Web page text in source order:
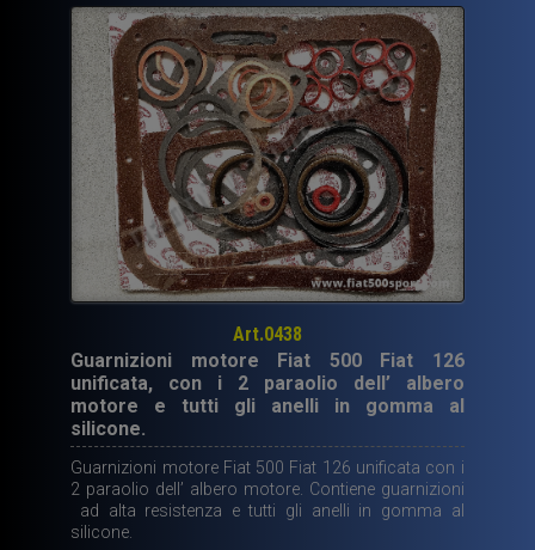
Art.0438
Guarnizioni motore Fiat 500 Fiat 126
unificata, con i 2 paraolio dell’ albero
motore e tutti gli anelli in gomma al
silicone.
Guarnizioni motore Fiat 500 Fiat 126 unificata con i
2 paraolio dell’ albero motore. Contiene guarnizioni
ad alta resistenza e tutti gli anelli in gomma al
silicone.